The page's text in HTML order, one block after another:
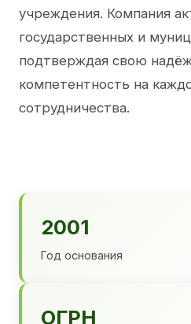
учреждения. Компания
государственных и
подтверждая свою
компетентность на
сотрудничества.
2001
Год основания
ОГРН